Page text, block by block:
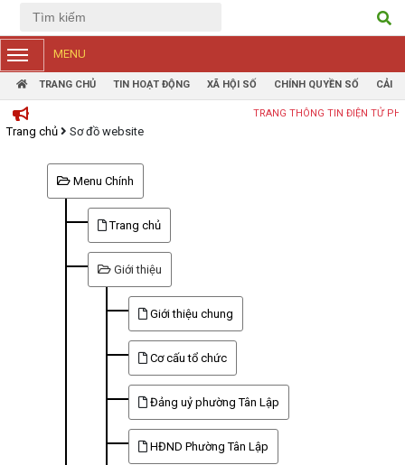
MENU
TRANG CHỦ TIN HOẠT ĐỘNG XÃ HỘI SỐ CHÍNH QUYỀN SỐ CẢI
TRANG THÔNG TIN ĐIỆN TỬ PHƯỜNG
Trang chủ Sơ đồ website
Menu Chính
Trang chủ
Giới thiệu
Giới thiệu chung
Cơ cấu tổ chức
Đảng uỷ phường Tân Lập
HĐND Phường Tân Lập